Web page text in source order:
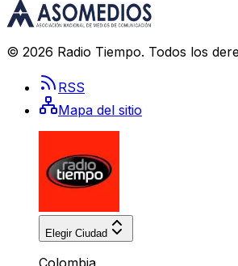
© 2026 Radio Tiempo. Todos los
RSS
Mapa del sitio
Elegir Ciudad
Colombia